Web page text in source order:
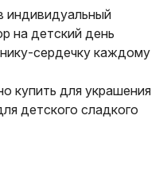
индивидуальный
на детский день
сердечку каждому
купить для украшения
детского сладкого